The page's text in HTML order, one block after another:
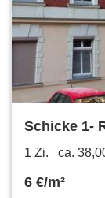
Schicke 1-
1 Zi. ca.
6 €/m²